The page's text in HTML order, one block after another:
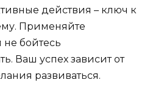
действия – ключ к
Применяйте
бойтесь
Ваш успех зависит от
развиваться.